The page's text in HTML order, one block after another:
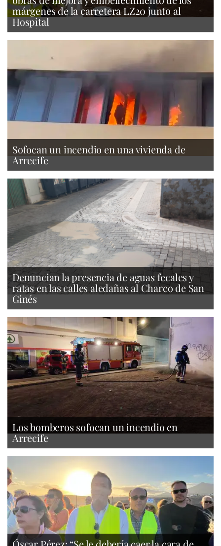
márgenes de la carretera LZ20 junto al
Hospital
Sofocan un incendio en una vivienda de
Arrecife
Denuncian la presencia de aguas fecales y
ratas en las calles aledañas al Charco de San
Ginés
Los bomberos sofocan un incendio en
Arrecife